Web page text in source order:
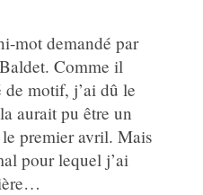
mot demandé par
Comme il
de motif, j’ai dû le
aurait pu être un
le premier avril. Mais
pour lequel j’ai